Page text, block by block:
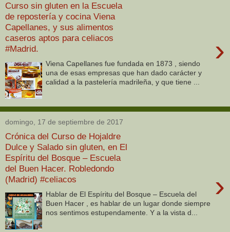
Curso sin gluten en la Escuela
de repostería y cocina Viena
Capellanes, y sus alimentos
caseros aptos para celiacos
#Madrid.
›
Viena Capellanes fue fundada en 1873 , siendo
una de esas empresas que han dado carácter y
calidad a la pastelería madrileña, y que tiene ...
domingo, 17 de septiembre de 2017
Crónica del Curso de Hojaldre
Dulce y Salado sin gluten, en El
Espíritu del Bosque – Escuela
del Buen Hacer. Robledondo
(Madrid) #celiacos
›
Hablar de El Espíritu del Bosque – Escuela del
Buen Hacer , es hablar de un lugar donde siempre
nos sentimos estupendamente. Y a la vista d...